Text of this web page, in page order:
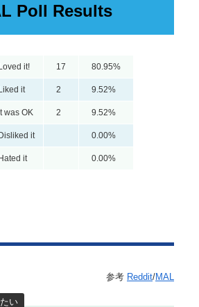
Poll Results
it! 17 80.95%
it 2 9.52%
was OK 2 9.52%
it 0.00%
it 0.00%
参考 Reddit/MAL